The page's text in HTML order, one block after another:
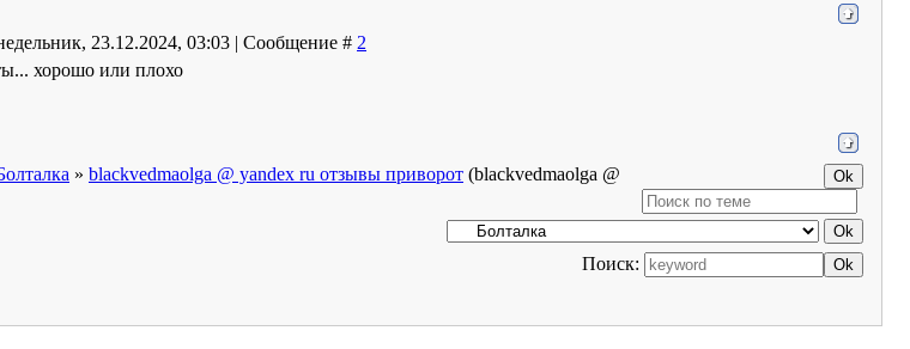
23.12.2024, 03:03 | Сообщение # 2
хорошо или плохо
» blackvedmaolga @ yandex ru отзывы приворот (blackvedmaolga @
Поиск: